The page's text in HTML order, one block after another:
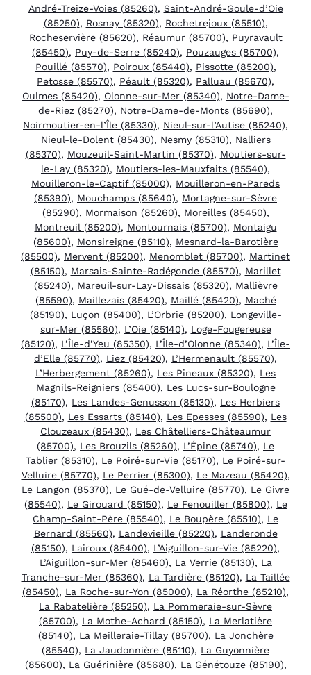
André-Treize-Voies (85260), Saint-André-Goule-d’Oie
(85250), Rosnay (85320), Rochetrejoux (85510),
Rocheservière (85620), Réaumur (85700), Puyravault
(85450), Puy-de-Serre (85240), Pouzauges (85700),
Pouillé (85570), Poiroux (85440), Pissotte (85200),
Petosse (85570), Péault (85320), Palluau (85670),
Oulmes (85420), Olonne-sur-Mer (85340), Notre-Dame-
de-Riez (85270), Notre-Dame-de-Monts (85690),
Noirmoutier-en-l’Île (85330), Nieul-sur-l’Autise (85240),
Nieul-le-Dolent (85430), Nesmy (85310), Nalliers
(85370), Mouzeuil-Saint-Martin (85370), Moutiers-sur-
le-Lay (85320), Moutiers-les-Mauxfaits (85540),
Mouilleron-le-Captif (85000), Mouilleron-en-Pareds
(85390), Mouchamps (85640), Mortagne-sur-Sèvre
(85290), Mormaison (85260), Moreilles (85450),
Montreuil (85200), Montournais (85700), Montaigu
(85600), Monsireigne (85110), Mesnard-la-Barotière
(85500), Mervent (85200), Menomblet (85700), Martinet
(85150), Marsais-Sainte-Radégonde (85570), Marillet
(85240), Mareuil-sur-Lay-Dissais (85320), Mallièvre
(85590), Maillezais (85420), Maillé (85420), Maché
(85190), Luçon (85400), L’Orbrie (85200), Longeville-
sur-Mer (85560), L’Oie (85140), Loge-Fougereuse
(85120), L’Île-d’Yeu (85350), L’Île-d’Olonne (85340), L’Île-
d’Elle (85770), Liez (85420), L’Hermenault (85570),
L’Herbergement (85260), Les Pineaux (85320), Les
Magnils-Reigniers (85400), Les Lucs-sur-Boulogne
(85170), Les Landes-Genusson (85130), Les Herbiers
(85500), Les Essarts (85140), Les Epesses (85590), Les
Clouzeaux (85430), Les Châtelliers-Châteaumur
(85700), Les Brouzils (85260), L’Épine (85740), Le
Tablier (85310), Le Poiré-sur-Vie (85170), Le Poiré-sur-
Velluire (85770), Le Perrier (85300), Le Mazeau (85420),
Le Langon (85370), Le Gué-de-Velluire (85770), Le Givre
(85540), Le Girouard (85150), Le Fenouiller (85800), Le
Champ-Saint-Père (85540), Le Boupère (85510), Le
Bernard (85560), Landevieille (85220), Landeronde
(85150), Lairoux (85400), L’Aiguillon-sur-Vie (85220),
L’Aiguillon-sur-Mer (85460), La Verrie (85130), La
Tranche-sur-Mer (85360), La Tardière (85120), La Taillée
(85450), La Roche-sur-Yon (85000), La Réorthe (85210),
La Rabatelière (85250), La Pommeraie-sur-Sèvre
(85700), La Mothe-Achard (85150), La Merlatière
(85140), La Meilleraie-Tillay (85700), La Jonchère
(85540), La Jaudonnière (85110), La Guyonnière
(85600), La Guérinière (85680), La Génétouze (85190),